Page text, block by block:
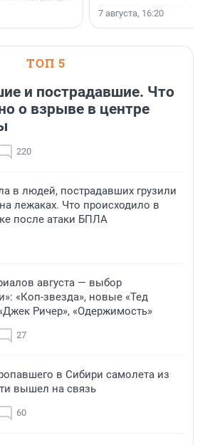
поменялась роль
7 августа, 16:20
ТОП 5
и пострадавшие. Что
о взрыве в центре
220
в людей, пострадавших грузили
лежаках. Что происходило в
после атаки БПЛА
августа — выбор
«Коп-звезда», новые «Тед
Ричер», «Одержимость»
27
в Сибири самолета из
вышел на связь
60